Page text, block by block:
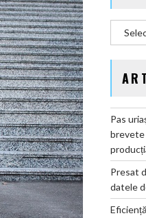
Pas
brevete
Presat
datele